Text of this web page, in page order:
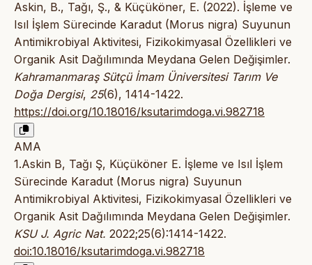
Askin, B., Tağı, Ş., & Küçüköner, E. (2022). İşleme ve
Isıl İşlem Sürecinde Karadut (Morus nigra) Suyunun
Antimikrobiyal Aktivitesi, Fizikokimyasal Özellikleri ve
Organik Asit Dağılımında Meydana Gelen Değişimler.
Kahramanmaraş Sütçü İmam Üniversitesi Tarım Ve
Doğa Dergisi, 25(6), 1414-1422.
https://doi.org/10.18016/ksutarimdoga.vi.982718
AMA
1.Askin B, Tağı Ş, Küçüköner E. İşleme ve Isıl İşlem
Sürecinde Karadut (Morus nigra) Suyunun
Antimikrobiyal Aktivitesi, Fizikokimyasal Özellikleri ve
Organik Asit Dağılımında Meydana Gelen Değişimler.
KSU J. Agric Nat. 2022;25(6):1414-1422.
doi:10.18016/ksutarimdoga.vi.982718